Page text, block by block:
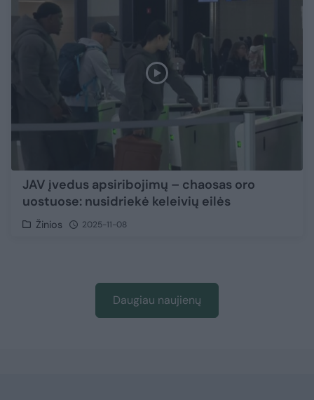
JAV įvedus apsiribojimų – chaosas oro
uostuose: nusidriekė keleivių eilės
Žinios 2025-11-08
Daugiau naujienų